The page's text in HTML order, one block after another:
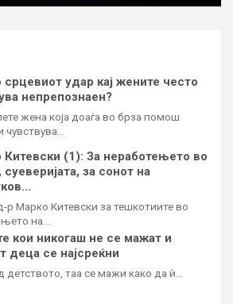
удар кај жените често
непрепознаен?
жена која доаѓа во брза помош
чувствува…
Китевски (1): За неработењето во
суеверијата, за сонот на
р Марко Китевски за тешкотиите во
на…
кои никогаш не се мажат и
деца се најсреќни
детството, таа се мажи како да ѝ…